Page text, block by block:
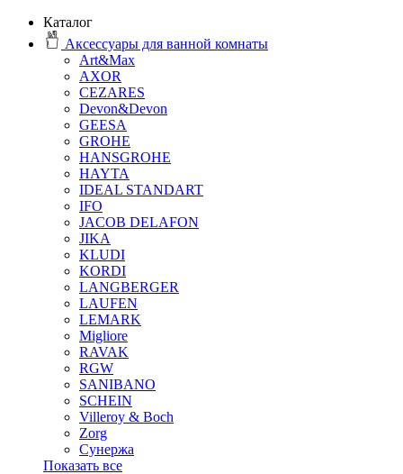
Каталог
Аксессуары для ванной комнаты
Art&Max
AXOR
CEZARES
Devon&Devon
GEESA
GROHE
HANSGROHE
HAYTA
IDEAL STANDART
IFO
JACOB DELAFON
JIKA
KLUDI
KORDI
LANGBERGER
LAUFEN
LEMARK
Migliore
RAVAK
RGW
SANIBANO
SCHEIN
Villeroy & Boch
Zorg
Сунержа
Показать все